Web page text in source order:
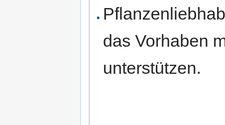
das Vorhaben
unterstützen.